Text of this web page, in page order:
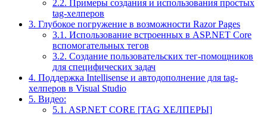
2.2. Примеры создания и использования простых
tag-хелперов
3. Глубокое погружение в возможности Razor Pages
3.1. Использование встроенных в ASP.NET Core
вспомогательных тегов
3.2. Создание пользовательских тег-помощников
для специфических задач
4. Поддержка Intellisense и автодополнение для tag-
хелперов в Visual Studio
5. Видео:
5.1. ASP.NET CORE [TAG ХЕЛПЕРЫ]